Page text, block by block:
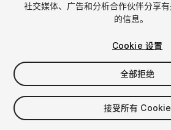
$29.50 $59
-50%
社交媒体、广告和分析合作伙伴分享
的信息。
Cookie 设置
全部拒绝
接受所有 Cookie